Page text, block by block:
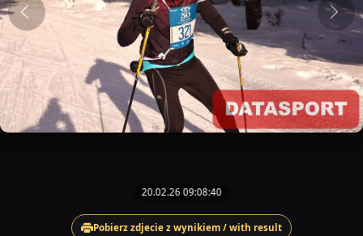
20.02.26 09:08:40
Pobierz zdjecie z wynikiem / with result